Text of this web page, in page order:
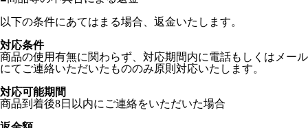
以下の条件にあてはまる場合、返金いたします。
対応条件
商品の使用有無に関わらず、対応期間内に電話もしくはメール
にてご連絡いただいたもののみ原則対応いたします。
対応可能期間
商品到着後8日以内にご連絡をいただいた場合